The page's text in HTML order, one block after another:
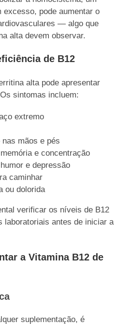
excesso, pode aumentar o
— algo que
alta devem observar.
de B12
alta pode apresentar
sintomas incluem:
extremo
nas mãos e pés
e concentração
e depressão
caminhar
ou dolorida
verificar os níveis de B12
laboratoriais antes de iniciar a
a Vitamina B12 de
suplementação, é